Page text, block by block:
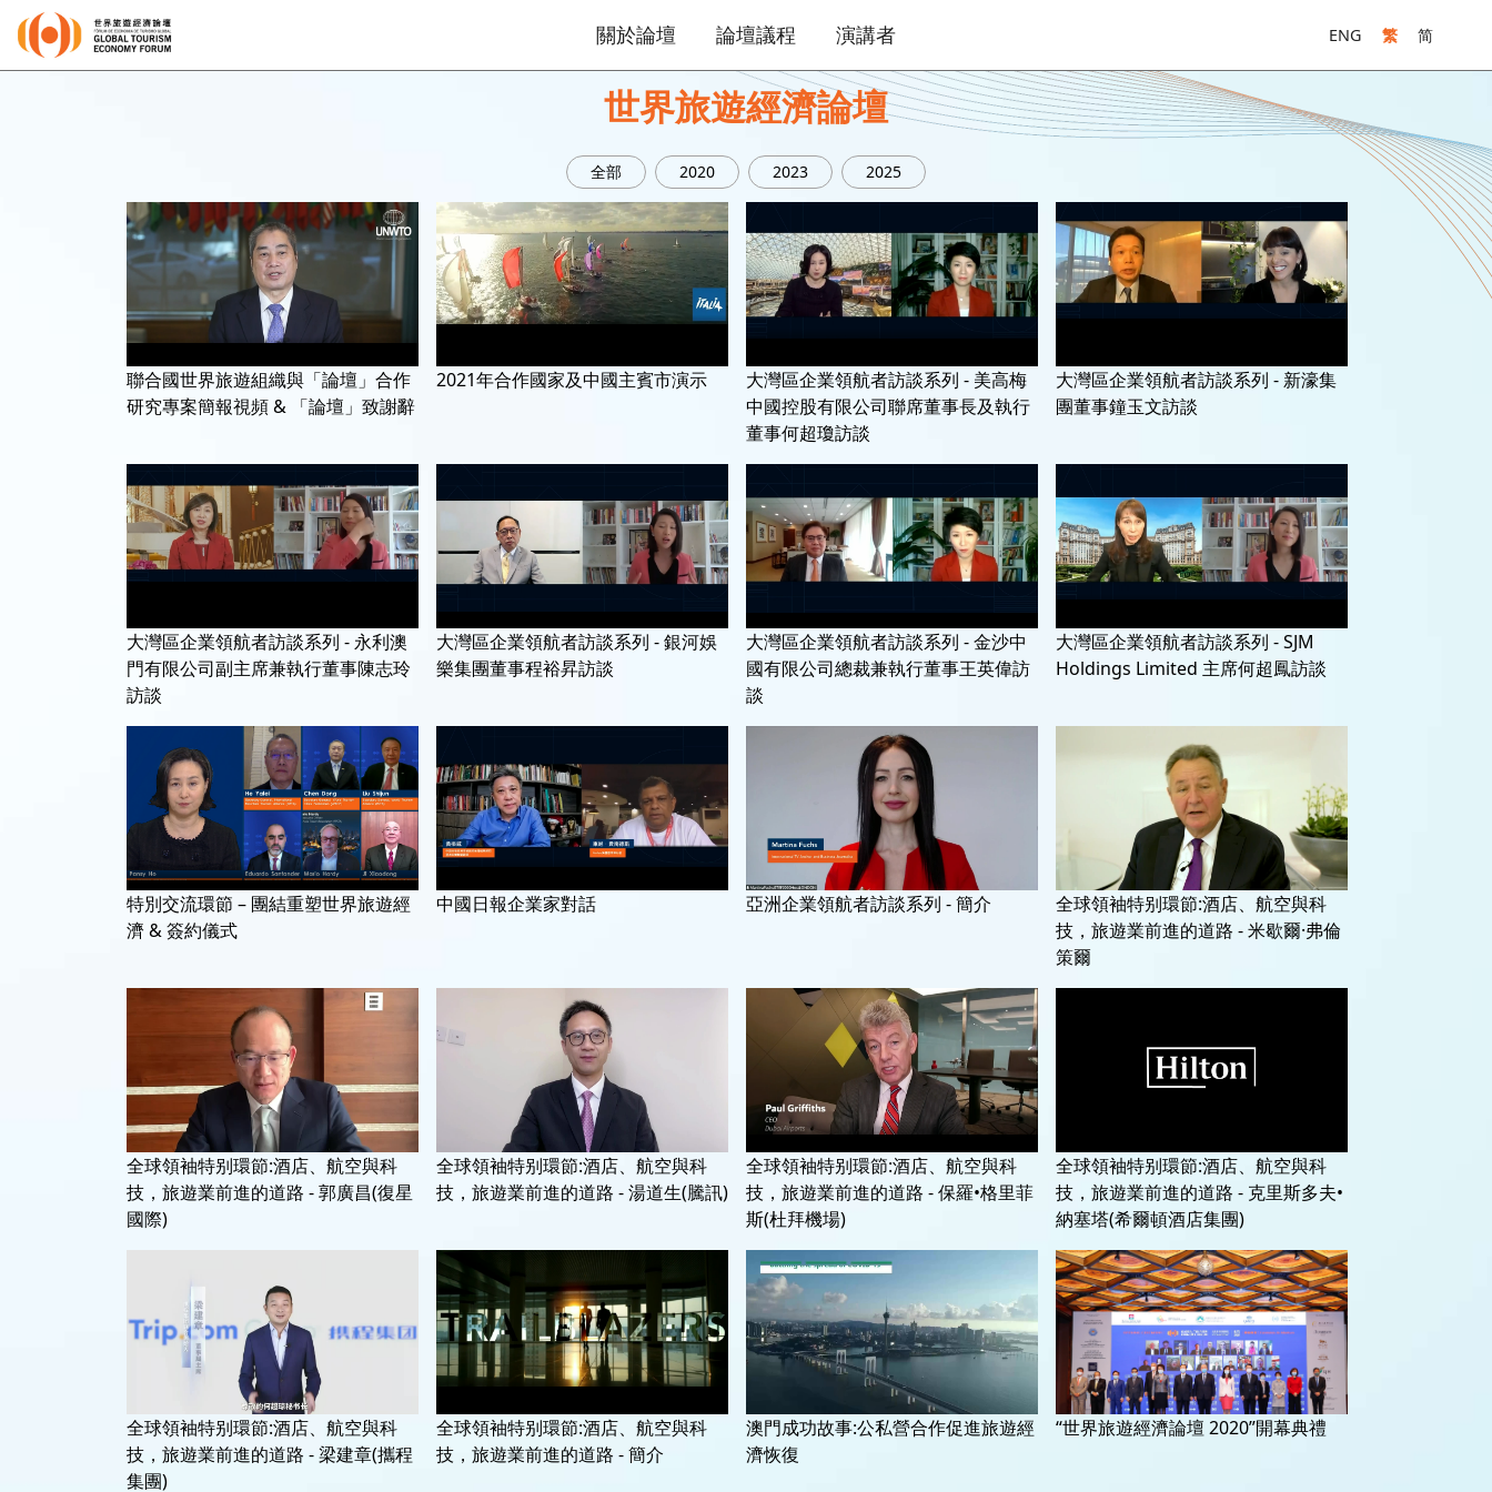
關於論壇 論壇議程 演講者 ENG 繁 简
世界旅遊經濟論壇
全部 2020 2023 2025
聯合國世界旅遊組織與「論壇」合作
研究專案簡報視頻 & 「論壇」致謝辭
2021年合作國家及中國主賓市演示
大灣區企業領航者訪談系列 - 美高梅
中國控股有限公司聯席董事長及執行
董事何超瓊訪談
大灣區企業領航者訪談系列 - 新濠集
團董事鐘玉文訪談
大灣區企業領航者訪談系列 - 永利澳
門有限公司副主席兼執行董事陳志玲
訪談
大灣區企業領航者訪談系列 - 銀河娛
樂集團董事程裕昇訪談
大灣區企業領航者訪談系列 - 金沙中
國有限公司總裁兼執行董事王英偉訪
談
大灣區企業領航者訪談系列 - SJM
Holdings Limited 主席何超鳳訪談
特別交流環節 – 團結重塑世界旅遊經
濟 & 簽約儀式
中國日報企業家對話 亞洲企業領航者訪談系列 - 簡介
全球領袖特别環節:酒店、航空與科
技，旅遊業前進的道路 - 米歇爾·弗倫
策爾
全球領袖特别環節:酒店、航空與科
技，旅遊業前進的道路 - 郭廣昌(復星
國際)
全球領袖特别環節:酒店、航空與科
技，旅遊業前進的道路 - 湯道生(騰訊)
全球領袖特别環節:酒店、航空與科
技，旅遊業前進的道路 - 保羅•格里菲
斯(杜拜機場)
全球領袖特别環節:酒店、航空與科
技，旅遊業前進的道路 - 克里斯多夫•
納塞塔(希爾頓酒店集團)
全球領袖特别環節:酒店、航空與科
技，旅遊業前進的道路 - 梁建章(攜程
集團)
全球領袖特别環節:酒店、航空與科
技，旅遊業前進的道路 - 簡介
澳門成功故事:公私營合作促進旅遊經
濟恢復
“世界旅遊經濟論壇 2020”開幕典禮